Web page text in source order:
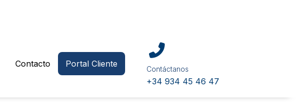
Contacto Portal Cliente
Contáctanos
+34 934 45 46 47